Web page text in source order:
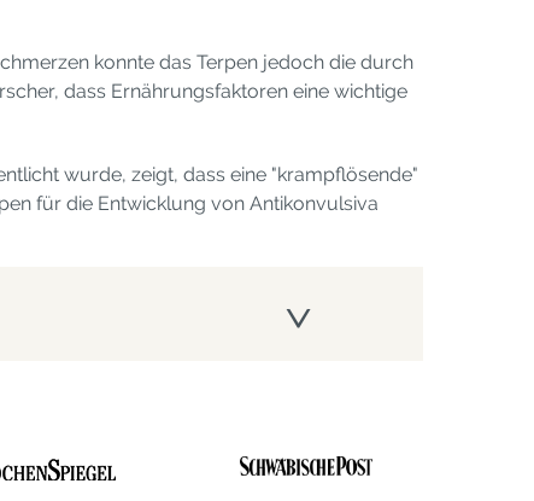
konnte das Terpen jedoch die durch
dass Ernährungsfaktoren eine wichtige
wurde, zeigt, dass eine "krampflösende"
für die Entwicklung von Antikonvulsiva